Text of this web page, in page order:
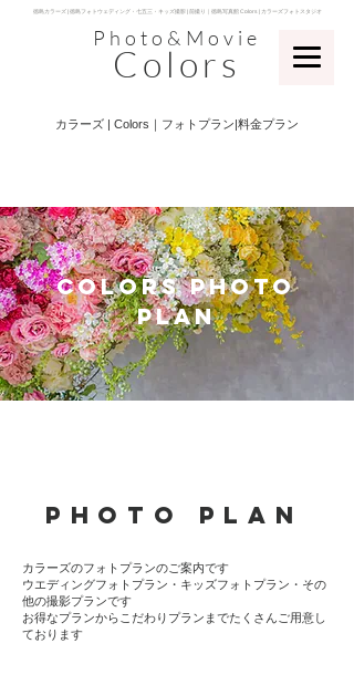
Photo&Movie
Colors
​徳島カラーズ | 徳島フォトウェディング・七五三・キッズ撮影 | 前撮り｜徳島写真館 Colors | カラーズフォトスタジオ
​カラーズ | Colors｜フォトプラン|料金プラン
​colors Photo
Plan
PHOTO PLAN
カラーズのフォトプランのご案内です
ウエディングフォトプラン・キッズフォトプラン・その
他の撮影プランです
​お得なプランからこだわりプランまでたくさんご用意し
ております